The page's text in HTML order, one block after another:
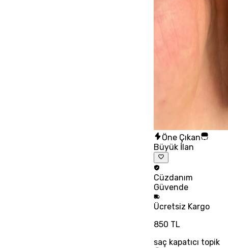
Öne Çıkan
Büyük İlan
Cüzdanım
Güvende
Ücretsiz Kargo
850 TL
saç kapatıcı topik